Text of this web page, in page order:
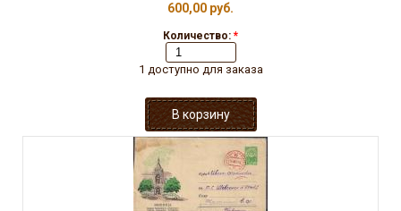
600,00 руб.
Количество: *
1 доступно для заказа